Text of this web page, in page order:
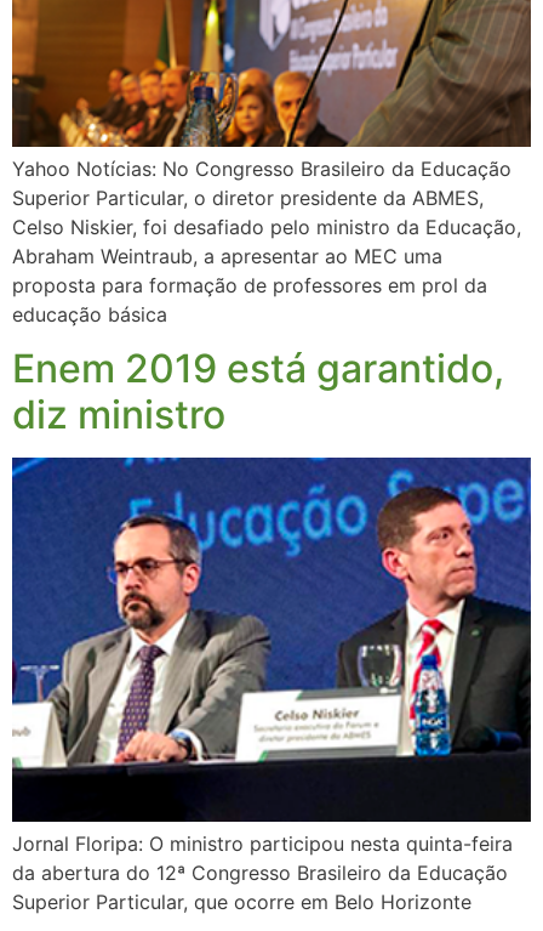
Yahoo Notícias: No Congresso Brasileiro da Educação
Superior Particular, o diretor presidente da ABMES,
Celso Niskier, foi desafiado pelo ministro da Educação,
Abraham Weintraub, a apresentar ao MEC uma
proposta para formação de professores em prol da
educação básica
Enem 2019 está garantido,
diz ministro
Jornal Floripa: O ministro participou nesta quinta-feira
da abertura do 12ª Congresso Brasileiro da Educação
Superior Particular, que ocorre em Belo Horizonte